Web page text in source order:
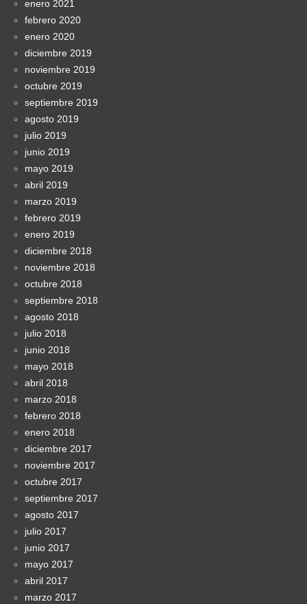
enero 2021
febrero 2020
enero 2020
diciembre 2019
noviembre 2019
octubre 2019
septiembre 2019
agosto 2019
julio 2019
junio 2019
mayo 2019
abril 2019
marzo 2019
febrero 2019
enero 2019
diciembre 2018
noviembre 2018
octubre 2018
septiembre 2018
agosto 2018
julio 2018
junio 2018
mayo 2018
abril 2018
marzo 2018
febrero 2018
enero 2018
diciembre 2017
noviembre 2017
octubre 2017
septiembre 2017
agosto 2017
julio 2017
junio 2017
mayo 2017
abril 2017
marzo 2017